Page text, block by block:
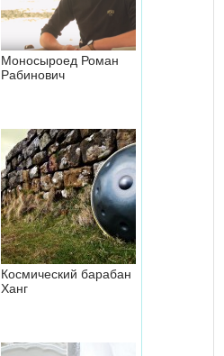
Моносыроед Роман
Рабинович
Космический барабан
Ханг